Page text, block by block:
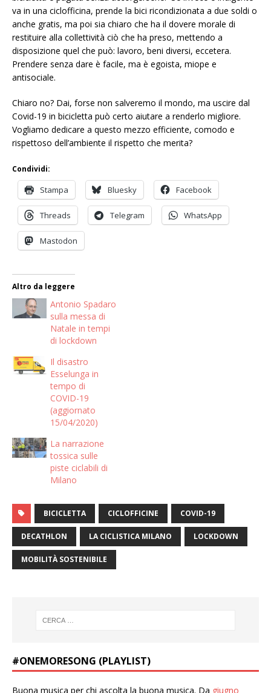
va in una ciclofficina, prende la bici ricondizionata a due soldi o
anche gratis, ma poi sia chiaro che ha il dovere morale di
restituire alla collettività ciò che ha preso, mettendo a
disposizione quel che può: lavoro, beni diversi, eccetera.
Prendere senza dare è facile, ma è egoista, miope e
antisociale.
Chiaro no? Dai, forse non salveremo il mondo, ma uscire dal
Covid-19 in bicicletta può certo aiutare a renderlo migliore.
Vogliamo dedicare a questo mezzo efficiente, comodo e
rispettoso dell’ambiente il rispetto che merita?
Condividi:
Stampa Bluesky Facebook
Threads Telegram WhatsApp
Mastodon
Altro da leggere
Antonio Spadaro
sulla messa di
Natale in tempi
di lockdown
Il disastro
Esselunga in
tempo di
COVID-19
(aggiornato
15/04/2020)
La narrazione
tossica sulle
piste ciclabili di
Milano
BICICLETTA CICLOFFICINE COVID-19
DECATHLON LA CICLISTICA MILANO LOCKDOWN
MOBILITÀ SOSTENIBILE
#ONEMORESONG (PLAYLIST)
Buona musica per chi ascolta la buona musica. Da giugno